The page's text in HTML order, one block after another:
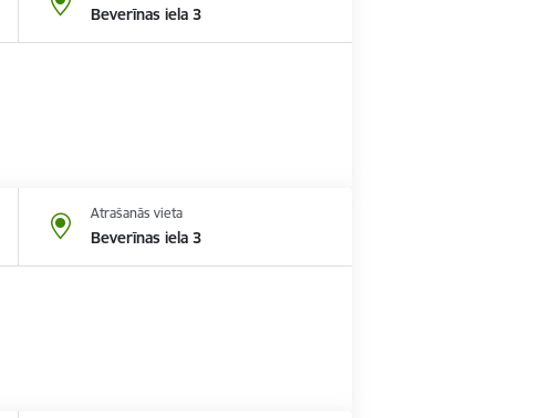
Beverīnas iela 3
Atrašanās vieta
Beverīnas iela 3